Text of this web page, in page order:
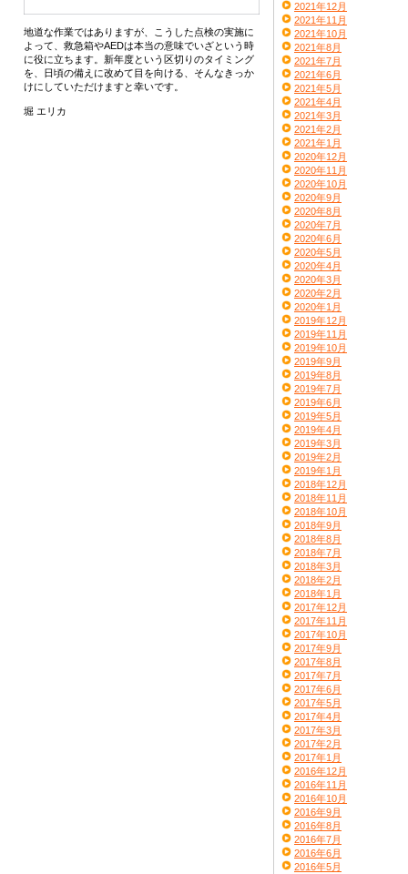
地道な作業ではありますが、こうした点検の実施に
よって、救急箱やAEDは本当の意味でいざという時
に役に立ちます。新年度という区切りのタイミング
を、日頃の備えに改めて目を向ける、そんなきっか
けにしていただけますと幸いです。
堀 エリカ
2021年12月
2021年11月
2021年10月
2021年8月
2021年7月
2021年6月
2021年5月
2021年4月
2021年3月
2021年2月
2021年1月
2020年12月
2020年11月
2020年10月
2020年9月
2020年8月
2020年7月
2020年6月
2020年5月
2020年4月
2020年3月
2020年2月
2020年1月
2019年12月
2019年11月
2019年10月
2019年9月
2019年8月
2019年7月
2019年6月
2019年5月
2019年4月
2019年3月
2019年2月
2019年1月
2018年12月
2018年11月
2018年10月
2018年9月
2018年8月
2018年7月
2018年3月
2018年2月
2018年1月
2017年12月
2017年11月
2017年10月
2017年9月
2017年8月
2017年7月
2017年6月
2017年5月
2017年4月
2017年3月
2017年2月
2017年1月
2016年12月
2016年11月
2016年10月
2016年9月
2016年8月
2016年7月
2016年6月
2016年5月